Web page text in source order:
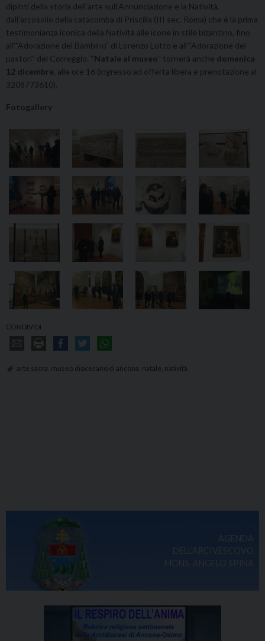
dipinti della storia dell’arte sull’Annunciazione e la Natività,
dall’arcosolio della catacomba di Priscilla (III sec. Roma) che è la prima
testimonianza iconica della Natività alle icone in stile bizantino, fino
all'”Adorazione del Bambino” di Lorenzo Lotto e all'”Adorazione dei
pastori” del Correggio. “Natale al museo” tornerà anche domenica
12 dicembre , alle ore 16 (ingresso ad offerta libera e prenotazione al
3208773610).
Fotogallery
CONDIVIDI
arte sacra museo diocesano di ancona natale natività
AGENDA
DELL'ARCIVESCOVO
MONS. ANGELO SPINA